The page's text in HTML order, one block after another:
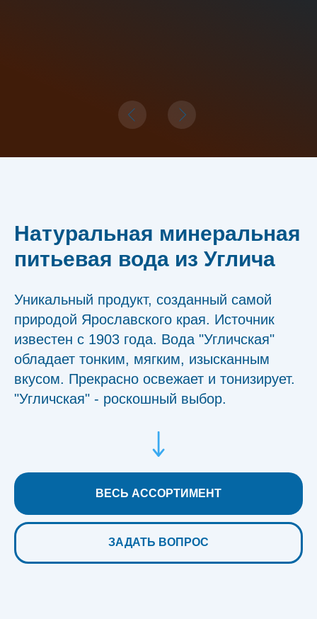
Натуральная минеральная
питьевая вода из Углича
Уникальный продукт, созданный самой
природой Ярославского края. Источник
известен с 1903 года. Вода "Угличская"
обладает тонким, мягким, изысканным
вкусом. Прекрасно освежает и тонизирует.
"Угличская" - роскошный выбор.
ВЕСЬ АССОРТИМЕНТ
ЗАДАТЬ ВОПРОС